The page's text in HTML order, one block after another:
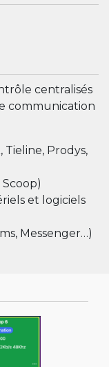
centralisés
communication
Tieline, Prodys,
et logiciels
Messenger…)